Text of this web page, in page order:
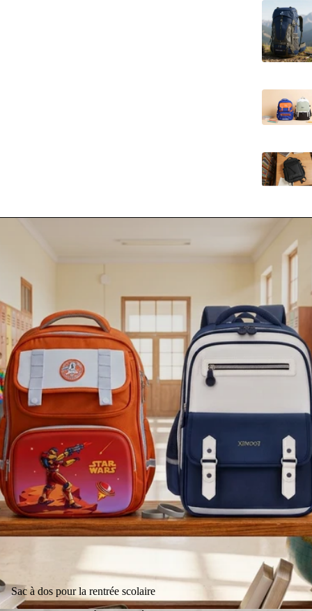
Sac à dos pour la rentrée scolaire